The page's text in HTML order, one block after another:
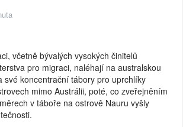
včetně bývalých vysokých činitelů
pro migraci, naléhají na australskou
své koncentrační tábory pro uprchlíky
mimo Austrálii, poté, co zveřejněním
v táboře na ostrově Nauru vyšly